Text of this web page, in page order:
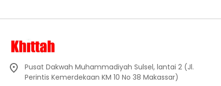
Pusat Dakwah Muhammadiyah Sulsel, lantai 2 (Jl.
Perintis Kemerdekaan KM 10 No 38 Makassar)